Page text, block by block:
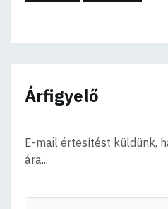
Árfigyelő
E-mail értesítést küldünk,
ára...